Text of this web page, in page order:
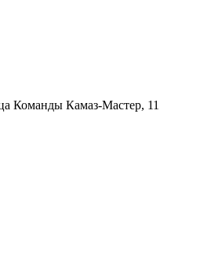
Команды Камаз-Мастер, 11